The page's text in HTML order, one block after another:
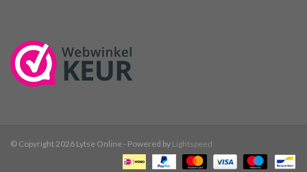
© Copyright 2026 Lytse Online - Powered by Lightspeed